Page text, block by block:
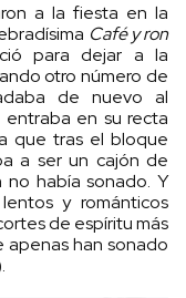
a la fiesta en la
Café y ron
para dejar a la
otro número de
de nuevo al
en su recta
que tras el bloque
a ser un cajón de
había sonado. Y
y románticos
de espíritu más
apenas han sonado